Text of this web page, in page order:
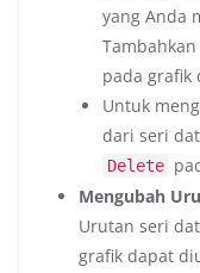
yang Anda
pada grafik
Untuk
dari seri
Delete
Mengubah
Urutan seri
grafik dapat